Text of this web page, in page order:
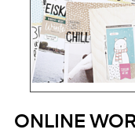
ONLINE